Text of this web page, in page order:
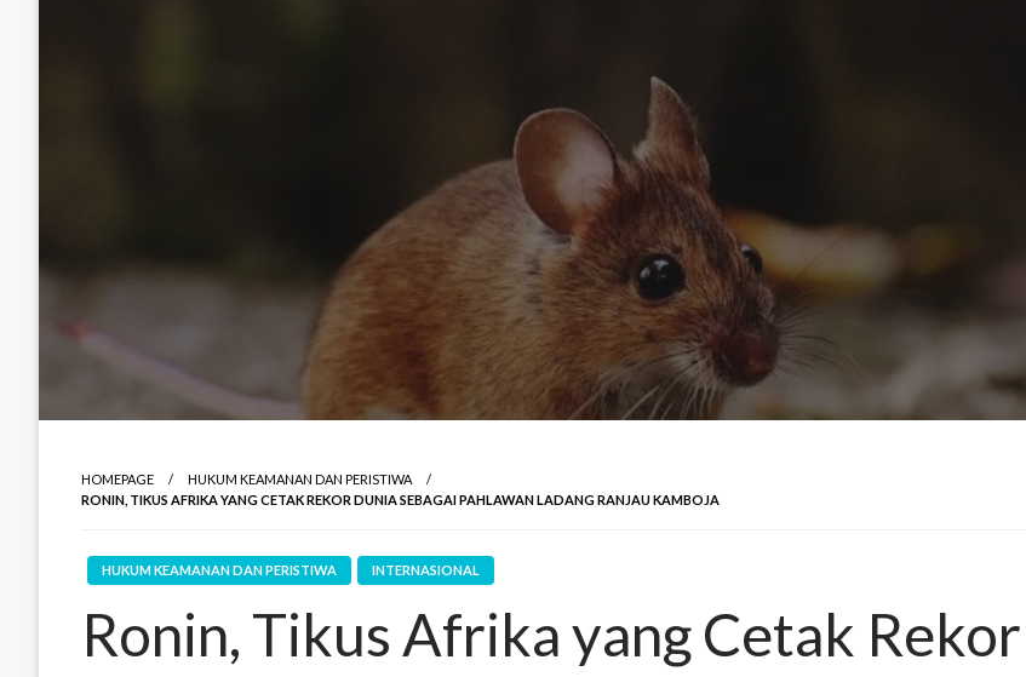
HOMEPAGE
HUKUM KEAMANAN DAN PERISTIWA
RONIN, TIKUS AFRIKA YANG CETAK REKOR DUNIA SEBAGAI PAHLAWAN LADANG RANJAU KAMBOJA
HUKUM KEAMANAN DAN PERISTIWA INTERNASIONAL
Ronin, Tikus Afrika yang Cetak Rekor